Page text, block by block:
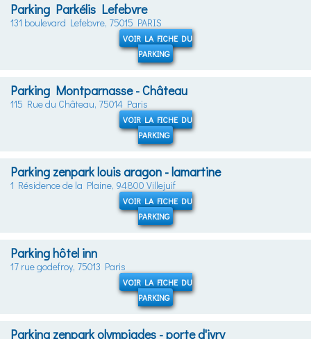
Parking Parkélis Lefebvre
131 boulevard Lefebvre, 75015 PARIS
VOIR LA FICHE DU
PARKING
Parking Montparnasse - Château
115 Rue du Château, 75014 Paris
VOIR LA FICHE DU
PARKING
Parking zenpark louis aragon - lamartine
1 Résidence de la Plaine, 94800 Villejuif
VOIR LA FICHE DU
PARKING
Parking hôtel inn
17 rue godefroy, 75013 Paris
VOIR LA FICHE DU
PARKING
Parking zenpark olympiades - porte d'ivry